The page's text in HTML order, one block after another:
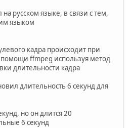
русском языке, в связи с тем,
языком
кадра происходит при
ffmpeg используя метод
длительности кадра
длительность 6 секунд для
но он длится 20
6 секунд